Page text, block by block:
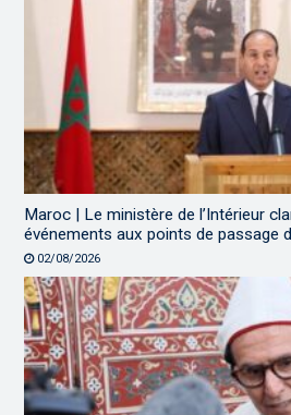
Maroc | Le ministère de l’Intérieur
événements aux points de passage
02/08/2026